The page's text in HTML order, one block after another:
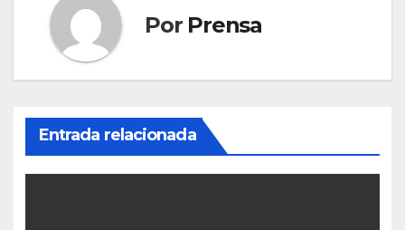
Por Prensa
Entrada relacionada